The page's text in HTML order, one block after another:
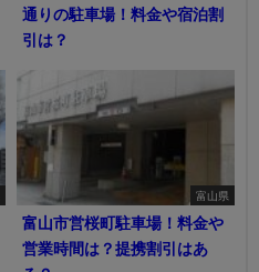
通りの駐車場！料金や宿泊割
引は？
富山県
富山市営桜町駐車場！料金や
営業時間は？提携割引はあ